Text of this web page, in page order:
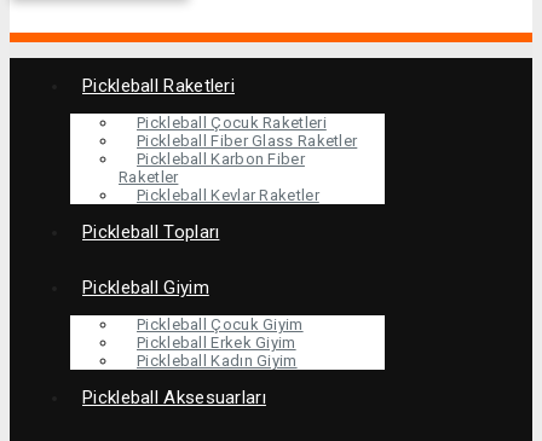
Pickleball Raketleri
Pickleball Çocuk Raketleri
Pickleball Fiber Glass Raketler
Pickleball Karbon Fiber
Raketler
Pickleball Kevlar Raketler
Pickleball Topları
Pickleball Giyim
Pickleball Çocuk Giyim
Pickleball Erkek Giyim
Pickleball Kadın Giyim
Pickleball Aksesuarları